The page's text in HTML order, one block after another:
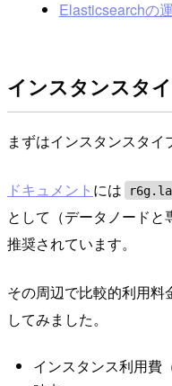
Elasticsearchの
インスタンスタ
まずはインスタンスタイ
ドキュメント には
として（データノードと
推奨されています。
その周辺で比較的利用
してみました。
インスタンス利用費